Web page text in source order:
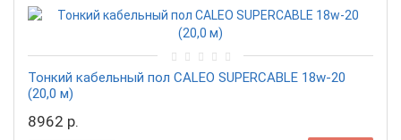
Тонкий кабельный пол CALEO SUPERCABLE 18w-20
(20,0 м)
8962 р.